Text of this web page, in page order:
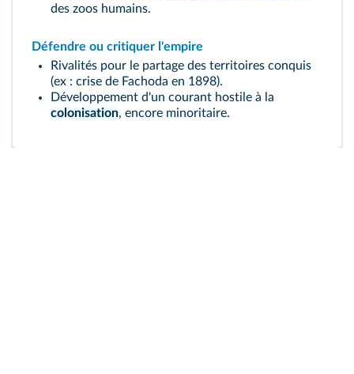
des zoos humains.
Défendre ou critiquer l'empire
Rivalités pour le partage des territoires conquis
(ex : crise de Fachoda en 1898).
Développement d'un courant hostile à la
colonisation, encore minoritaire.